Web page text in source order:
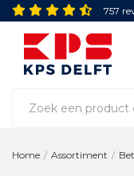
757
Home / Assortiment /